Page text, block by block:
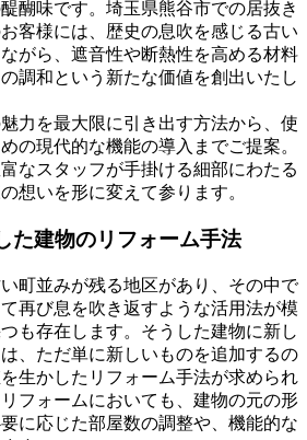
醐味です。埼玉県熊谷市での居抜き
客様には、歴史の息吹を感じる古い
がら、遮音性や断熱性を高める材料
調和という新たな価値を創出いたし
力を最大限に引き出す方法から、使
の現代的な機能の導入までご提案。
なスタッフが手掛ける細部にわたる
想いを形に変えて参ります。
た建物のリフォーム手法
町並みが残る地区があり、その中で
再び息を吹き返すような活用法が模
も存在します。そうした建物に新し
、ただ単に新しいものを追加するの
生かしたリフォーム手法が求められ
フォームにおいても、建物の元の形
に応じた部屋数の調整や、機能的な